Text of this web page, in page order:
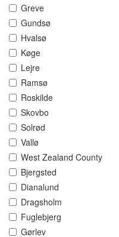
Greve
Gundsø
Hvalsø
Køge
Lejre
Ramsø
Roskilde
Skovbo
Solrød
Vallø
West Zealand County
Bjergsted
Dianalund
Dragsholm
Fuglebjerg
Gørlev